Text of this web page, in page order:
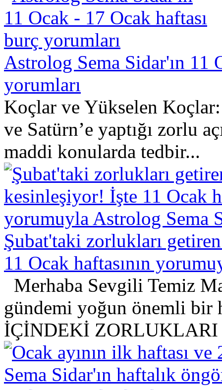
Astrolog Sema Sidar'ın 11
yorumları
Koçlar ve Yükselen
ve Satürn’e yaptığı zorlu
maddi konularda tedbir...
Şubat'taki zorlukları
11 Ocak haftasının
Merhaba Sevgili Temiz
gündemi yoğun önemli bir
İÇİNDEKİ ZORLUKLARI